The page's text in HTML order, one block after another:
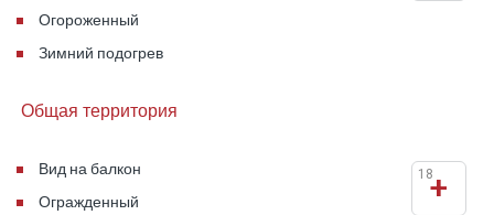
Огороженный
Зимний подогрев
Общая территория
Вид на балкон
Огражденный
+
18